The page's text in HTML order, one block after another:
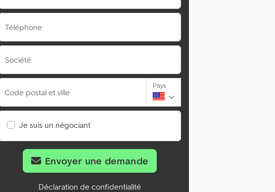
Téléphone
Société
Code postal et ville
Pays
Je suis un négociant
Envoyer une demande
Déclaration de confidentialité